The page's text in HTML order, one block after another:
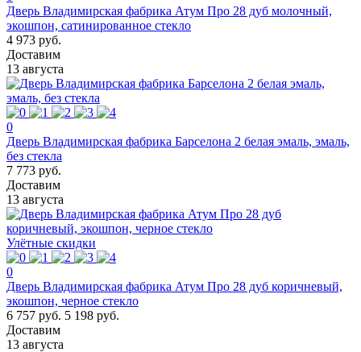
Дверь Владимирская фабрика Атум Про 28 дуб молочный,
экошпон, сатинированное стекло
4 973 руб.
Доставим
13 августа
0
Дверь Владимирская фабрика Барселона 2 белая эмаль, эмаль,
без стекла
7 773 руб.
Доставим
13 августа
Улётные скидки
0
Дверь Владимирская фабрика Атум Про 28 дуб коричневый,
экошпон, черное стекло
6 757 руб. 5 198 руб.
Доставим
13 августа